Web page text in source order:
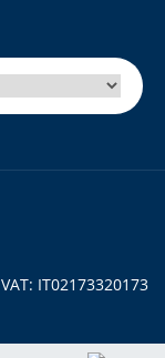
que estaba
VAT: IT02173320173